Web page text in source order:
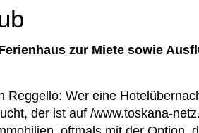
zur Miete sowie
Reggello: Wer eine
der ist auf /www.toskana-